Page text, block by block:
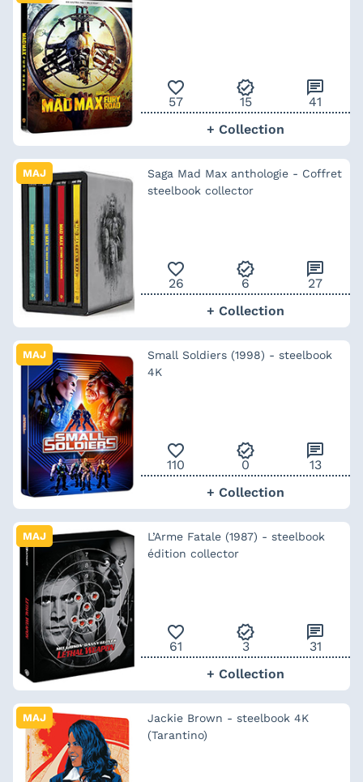
favorite_outline
57
verified
15
chat
41
+ Collection
MAJ
Saga Mad Max anthologie - Coffret
steelbook collector
favorite_outline
26
verified
6
chat
27
+ Collection
MAJ
Small Soldiers (1998) - steelbook
4K
favorite_outline
110
verified
0
chat
13
+ Collection
MAJ
L’Arme Fatale (1987) - steelbook
édition collector
favorite_outline
61
verified
3
chat
31
+ Collection
MAJ
Jackie Brown - steelbook 4K
(Tarantino)